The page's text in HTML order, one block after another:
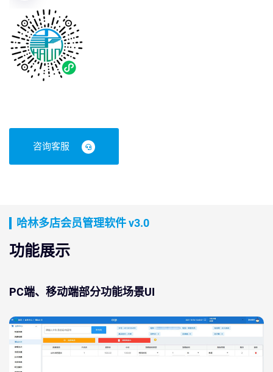
咨询客服
哈林多店会员管理软件 v3.0
功能展示
PC端、移动端部分功能场景UI